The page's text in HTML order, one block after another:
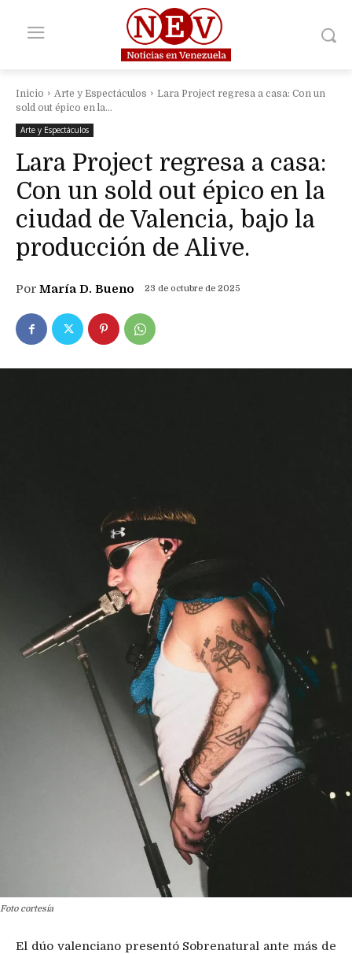
Inicio Arte y Espectáculos
Lara Project regresa a casa: Con un
sold out épico en la...
Arte y Espectáculos
Lara Project regresa a casa:
Con un sold out épico en la
ciudad de Valencia, bajo la
producción de Alive.
Por María D. Bueno 23 de octubre de 2025
Foto cortesía
El dúo valenciano presentó Sobrenatural ante más de